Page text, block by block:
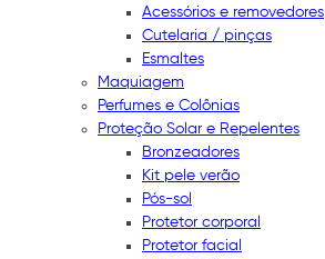
Acessórios e removedores
Cutelaria / pinças
Esmaltes
Maquiagem
Perfumes e Colônias
Proteção Solar e Repelentes
Bronzeadores
Kit pele verão
Pós-sol
Protetor corporal
Protetor facial